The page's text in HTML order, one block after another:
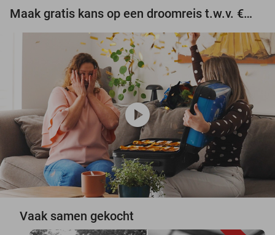
Maak gratis kans op een droomreis t.w.v. €3.000!
play_circle
Vaak samen gekocht